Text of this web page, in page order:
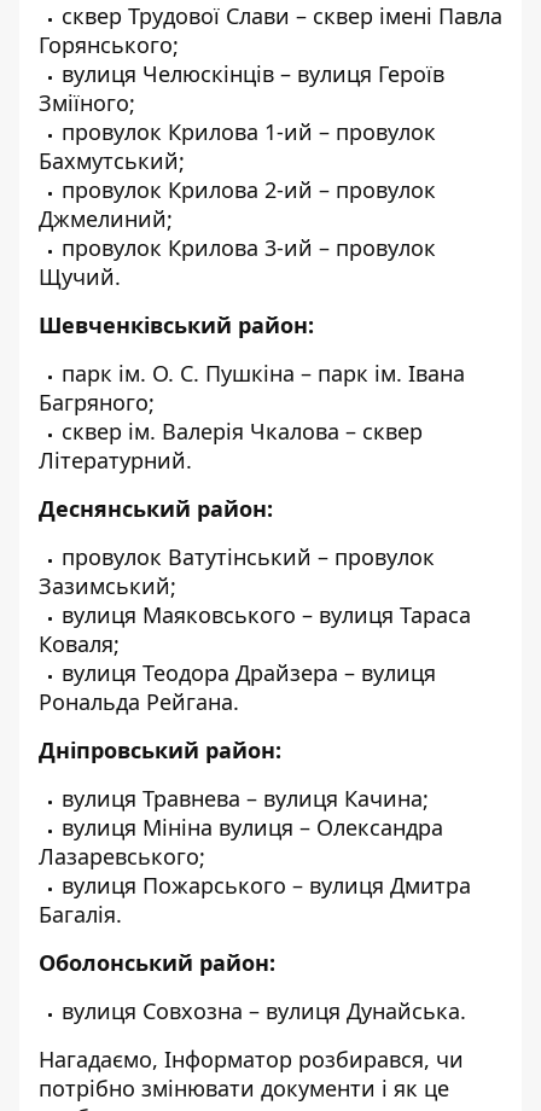
сквер Трудової Слави – сквер імені Павла
Горянського;
вулиця Челюскінців – вулиця Героїв
Зміїного;
провулок Крилова 1-ий – провулок
Бахмутський;
провулок Крилова 2-ий – провулок
Джмелиний;
провулок Крилова 3-ий – провулок
Щучий.
Шевченківський район:
парк ім. О. С. Пушкіна – парк ім. Івана
Багряного;
сквер ім. Валерія Чкалова – сквер
Літературний.
Деснянський район:
провулок Ватутінський – провулок
Зазимський;
вулиця Маяковського – вулиця Тараса
Коваля;
вулиця Теодора Драйзера – вулиця
Рональда Рейгана.
Дніпровський район:
вулиця Травнева – вулиця Качина;
вулиця Мініна вулиця – Олександра
Лазаревського;
вулиця Пожарського – вулиця Дмитра
Багалія.
Оболонський район:
вулиця Совхозна – вулиця Дунайська.
Нагадаємо, Інформатор розбирався, чи
потрібно змінювати документи і як це